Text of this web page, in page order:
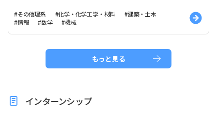
#その他理系 #化学・化学工学・材料
#建築・土木
#情報
#数学 #機械
もっと見る
インターンシップ